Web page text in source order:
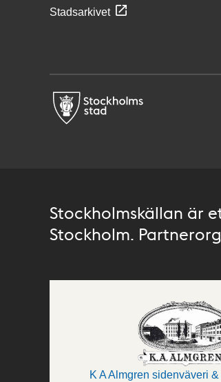
Stadsarkivet
Stockholmskällan är
Stockholm.
K A Almgren sidenväveri